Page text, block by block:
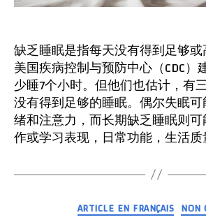
缺乏睡眠是指每天没有得到足够或
美国疾病控制与预防中心（CDC
少睡7个小时。但他们也估计，有
没有得到足够的睡眠。偶尔失眠
绪和注意力，而长期缺乏睡眠则
作或学习表现，日常功能，生活质
ARTICLE EN FRANÇAIS NON